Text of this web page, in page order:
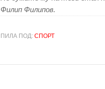
Филип Филипов.
ПИЛА ПОД: СПОРТ